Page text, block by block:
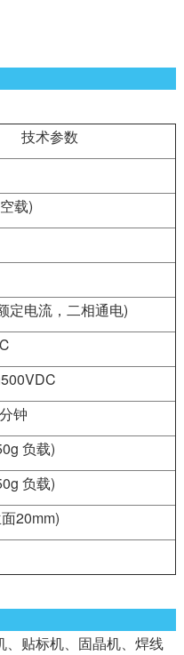
技术参数
载)
电流，二相通电)
钟
负载)
负载)
20mm)
贴标机、固晶机、焊线